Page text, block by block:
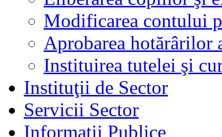
Modificarea contului
Aprobarea hotărârilor
Instituirea tutelei şi
Instituţii de Sector
Servicii Sector
Informaţii Publice